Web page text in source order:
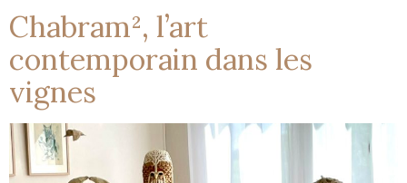
Chabram², l’art
contemporain dans les
vignes